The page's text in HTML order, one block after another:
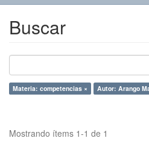
Buscar
Materia: competencias × Autor: Arango
Mostrando ítems 1-1 de 1